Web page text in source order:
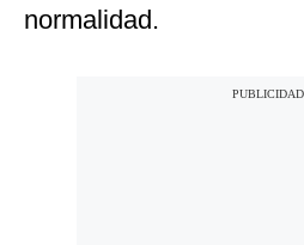
normalidad.